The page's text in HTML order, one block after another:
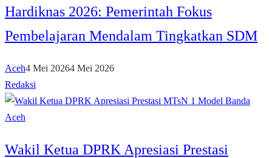
Hardiknas 2026: Pemerintah Fokus
Pembelajaran Mendalam Tingkatkan SDM
Aceh4 Mei 20264 Mei 2026
Redaksi
Wakil Ketua DPRK Apresiasi Prestasi